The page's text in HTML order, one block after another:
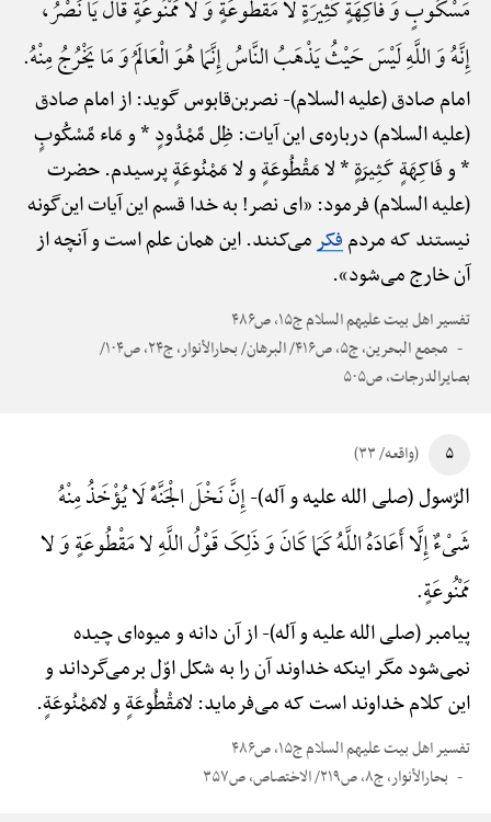
مَسْکُوبٍ وَ فاکِهَةٍ کَثِیرَةٍ لا مَقْطُوعَةٍ وَ لا مَمْنُوعَةٍ قَالَ یَا نَصْرُ،
إِنَّهُ وَ اللَّهِ لَیْسَ حَیْثُ یَذْهَبُ النَّاسُ إِنَّمَا هُوَ الْعَالَمُ وَ مَا یَخْرُجُ مِنْهُ.
امام صادق (علیه السلام)-نصربن‌قابوس گوید: از امام صادق
(علیه السلام) درباره‌ی این آیات: ظِل مَّمْدُودٍ * و مَاء مَّسْکُوبٍ
* و فَاکِهَةٍ کَثِیرَةٍ * لا مَقْطُوعَةٍ و لا مَمْنُوعَةٍ پرسیدم. حضرت
(علیه السلام) فرمود: «ای نصر! به خدا قسم این آیات این‌گونه
نیستند که مردمفکرمی‌کنند. این همان علم است و آنچه از
آن خارج می‌شود».
تفسیر اهل بیت علیهم السلام ج۱۵، ص۴۸۶
مجمع البحرین، ج۵، ص۴۱۶/ البرهان/ بحارالأنوار، ج۲۴، ص۱۰۴/
بصایرالدرجات، ص۵۰۵
۵ (واقعه/ ۳۳)
الرّسول (صلی الله علیه و آله)-إِنَّ نَخْلَ الْجَنَّهًْ لَا یُؤْخَذُ مِنْهُ
شَیْءٌ إِلَّا أَعَادَهُ اللَّهُ کَمَا کَانَ وَ ذَلِکَ قَوْلُ اللَّهِ لا مَقْطُوعَةٍ وَ لا
مَمْنُوعَةٍ.
پیامبر (صلی الله علیه و آله)-از آن دانه و میوه‌ای چیده
نمی‌شود مگر اینکه خداوند آن را به شکل اوّل برمی‌گرداند و
این کلام خداوند است که می‌فرماید: لامَقْطُوعَةٍ و لامَمْنُوعَةٍ.
تفسیر اهل بیت علیهم السلام ج۱۵، ص۴۸۶
بحارالأنوار، ج۸، ص۲۱۹/ الاختصاص، ص۳۵۷